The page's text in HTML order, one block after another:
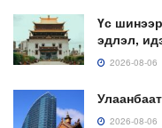
Үс
эдлэл,
2026-08-06
2026-08-06